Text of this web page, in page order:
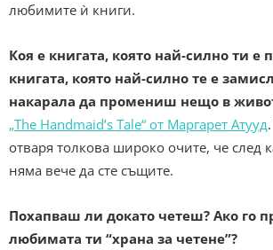
любимите ѝ книги.
Коя е книгата, която най-силно ти е
книгата, която най-силно те е
накарала да промениш нещо в
„The Handmaid’s Tale“ от Маргарет Атууд
отваря толкова широко очите, че след
няма вече да сте същите.
Похапваш ли докато четеш? Ако го
любимата ти “храна за четене”?